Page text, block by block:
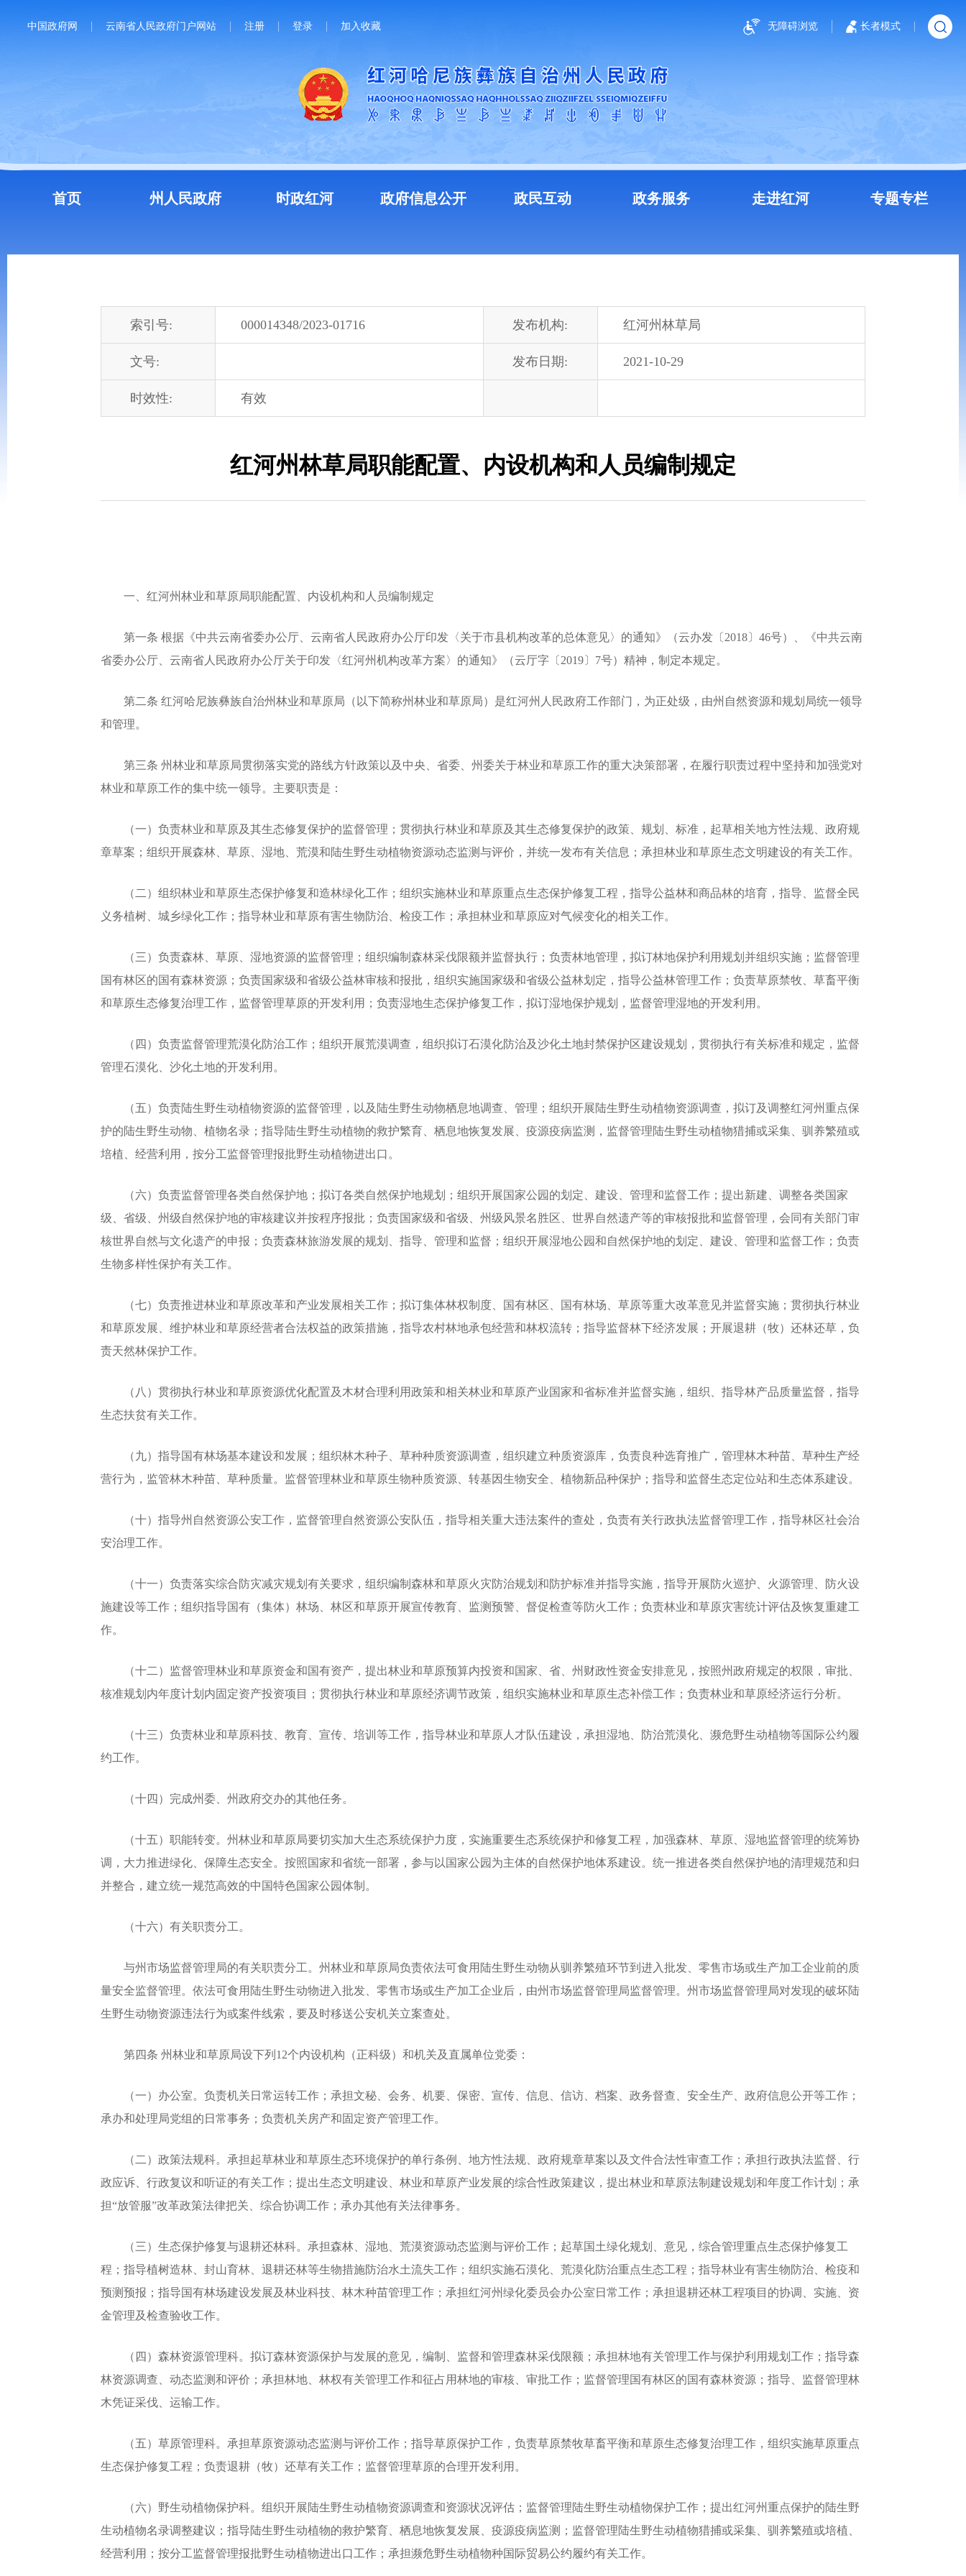
中国政府网 云南省人民政府门户网站 注册 登录 加入收藏 无障碍浏览 长者模式
首页 州人民政府 时政红河 政府信息公开 政民互动 政务服务 走进红河 专题专栏
索引号: 000014348/2023-01716 发布机构: 红河州林草局
文号: 发布日期: 2021-10-29
时效性: 有效
红河州林草局职能配置、内设机构和人员编制规定
一、红河州林业和草原局职能配置、内设机构和人员编制规定
第一条 根据《中共云南省委办公厅、云南省人民政府办公厅印发〈关于市县机构改革的总体意见〉的通知》（云办发〔2018〕46号）、《中共云南
省委办公厅、云南省人民政府办公厅关于印发〈红河州机构改革方案〉的通知》（云厅字〔2019〕7号）精神，制定本规定。
第二条 红河哈尼族彝族自治州林业和草原局（以下简称州林业和草原局）是红河州人民政府工作部门，为正处级，由州自然资源和规划局统一领导
和管理。
第三条 州林业和草原局贯彻落实党的路线方针政策以及中央、省委、州委关于林业和草原工作的重大决策部署，在履行职责过程中坚持和加强党对
林业和草原工作的集中统一领导。主要职责是：
（一）负责林业和草原及其生态修复保护的监督管理；贯彻执行林业和草原及其生态修复保护的政策、规划、标准，起草相关地方性法规、政府规
章草案；组织开展森林、草原、湿地、荒漠和陆生野生动植物资源动态监测与评价，并统一发布有关信息；承担林业和草原生态文明建设的有关工作。
（二）组织林业和草原生态保护修复和造林绿化工作；组织实施林业和草原重点生态保护修复工程，指导公益林和商品林的培育，指导、监督全民
义务植树、城乡绿化工作；指导林业和草原有害生物防治、检疫工作；承担林业和草原应对气候变化的相关工作。
（三）负责森林、草原、湿地资源的监督管理；组织编制森林采伐限额并监督执行；负责林地管理，拟订林地保护利用规划并组织实施；监督管理
国有林区的国有森林资源；负责国家级和省级公益林审核和报批，组织实施国家级和省级公益林划定，指导公益林管理工作；负责草原禁牧、草畜平衡
和草原生态修复治理工作，监督管理草原的开发利用；负责湿地生态保护修复工作，拟订湿地保护规划，监督管理湿地的开发利用。
（四）负责监督管理荒漠化防治工作；组织开展荒漠调查，组织拟订石漠化防治及沙化土地封禁保护区建设规划，贯彻执行有关标准和规定，监督
管理石漠化、沙化土地的开发利用。
（五）负责陆生野生动植物资源的监督管理，以及陆生野生动物栖息地调查、管理；组织开展陆生野生动植物资源调查，拟订及调整红河州重点保
护的陆生野生动物、植物名录；指导陆生野生动植物的救护繁育、栖息地恢复发展、疫源疫病监测，监督管理陆生野生动植物猎捕或采集、驯养繁殖或
培植、经营利用，按分工监督管理报批野生动植物进出口。
（六）负责监督管理各类自然保护地；拟订各类自然保护地规划；组织开展国家公园的划定、建设、管理和监督工作；提出新建、调整各类国家
级、省级、州级自然保护地的审核建议并按程序报批；负责国家级和省级、州级风景名胜区、世界自然遗产等的审核报批和监督管理，会同有关部门审
核世界自然与文化遗产的申报；负责森林旅游发展的规划、指导、管理和监督；组织开展湿地公园和自然保护地的划定、建设、管理和监督工作；负责
生物多样性保护有关工作。
（七）负责推进林业和草原改革和产业发展相关工作；拟订集体林权制度、国有林区、国有林场、草原等重大改革意见并监督实施；贯彻执行林业
和草原发展、维护林业和草原经营者合法权益的政策措施，指导农村林地承包经营和林权流转；指导监督林下经济发展；开展退耕（牧）还林还草，负
责天然林保护工作。
（八）贯彻执行林业和草原资源优化配置及木材合理利用政策和相关林业和草原产业国家和省标准并监督实施，组织、指导林产品质量监督，指导
生态扶贫有关工作。
（九）指导国有林场基本建设和发展；组织林木种子、草种种质资源调查，组织建立种质资源库，负责良种选育推广，管理林木种苗、草种生产经
营行为，监管林木种苗、草种质量。监督管理林业和草原生物种质资源、转基因生物安全、植物新品种保护；指导和监督生态定位站和生态体系建设。
（十）指导州自然资源公安工作，监督管理自然资源公安队伍，指导相关重大违法案件的查处，负责有关行政执法监督管理工作，指导林区社会治
安治理工作。
（十一）负责落实综合防灾减灾规划有关要求，组织编制森林和草原火灾防治规划和防护标准并指导实施，指导开展防火巡护、火源管理、防火设
施建设等工作；组织指导国有（集体）林场、林区和草原开展宣传教育、监测预警、督促检查等防火工作；负责林业和草原灾害统计评估及恢复重建工
作。
（十二）监督管理林业和草原资金和国有资产，提出林业和草原预算内投资和国家、省、州财政性资金安排意见，按照州政府规定的权限，审批、
核准规划内年度计划内固定资产投资项目；贯彻执行林业和草原经济调节政策，组织实施林业和草原生态补偿工作；负责林业和草原经济运行分析。
（十三）负责林业和草原科技、教育、宣传、培训等工作，指导林业和草原人才队伍建设，承担湿地、防治荒漠化、濒危野生动植物等国际公约履
约工作。
（十四）完成州委、州政府交办的其他任务。
（十五）职能转变。州林业和草原局要切实加大生态系统保护力度，实施重要生态系统保护和修复工程，加强森林、草原、湿地监督管理的统筹协
调，大力推进绿化、保障生态安全。按照国家和省统一部署，参与以国家公园为主体的自然保护地体系建设。统一推进各类自然保护地的清理规范和归
并整合，建立统一规范高效的中国特色国家公园体制。
（十六）有关职责分工。
与州市场监督管理局的有关职责分工。州林业和草原局负责依法可食用陆生野生动物从驯养繁殖环节到进入批发、零售市场或生产加工企业前的质
量安全监督管理。依法可食用陆生野生动物进入批发、零售市场或生产加工企业后，由州市场监督管理局监督管理。州市场监督管理局对发现的破坏陆
生野生动物资源违法行为或案件线索，要及时移送公安机关立案查处。
第四条 州林业和草原局设下列12个内设机构（正科级）和机关及直属单位党委：
（一）办公室。负责机关日常运转工作；承担文秘、会务、机要、保密、宣传、信息、信访、档案、政务督查、安全生产、政府信息公开等工作；
承办和处理局党组的日常事务；负责机关房产和固定资产管理工作。
（二）政策法规科。承担起草林业和草原生态环境保护的单行条例、地方性法规、政府规章草案以及文件合法性审查工作；承担行政执法监督、行
政应诉、行政复议和听证的有关工作；提出生态文明建设、林业和草原产业发展的综合性政策建议，提出林业和草原法制建设规划和年度工作计划；承
担“放管服”改革政策法律把关、综合协调工作；承办其他有关法律事务。
（三）生态保护修复与退耕还林科。承担森林、湿地、荒漠资源动态监测与评价工作；起草国土绿化规划、意见，综合管理重点生态保护修复工
程；指导植树造林、封山育林、退耕还林等生物措施防治水土流失工作；组织实施石漠化、荒漠化防治重点生态工程；指导林业有害生物防治、检疫和
预测预报；指导国有林场建设发展及林业科技、林木种苗管理工作；承担红河州绿化委员会办公室日常工作；承担退耕还林工程项目的协调、实施、资
金管理及检查验收工作。
（四）森林资源管理科。拟订森林资源保护与发展的意见，编制、监督和管理森林采伐限额；承担林地有关管理工作与保护利用规划工作；指导森
林资源调查、动态监测和评价；承担林地、林权有关管理工作和征占用林地的审核、审批工作；监督管理国有林区的国有森林资源；指导、监督管理林
木凭证采伐、运输工作。
（五）草原管理科。承担草原资源动态监测与评价工作；指导草原保护工作，负责草原禁牧草畜平衡和草原生态修复治理工作，组织实施草原重点
生态保护修复工程；负责退耕（牧）还草有关工作；监督管理草原的合理开发利用。
（六）野生动植物保护科。组织开展陆生野生动植物资源调查和资源状况评估；监督管理陆生野生动植物保护工作；提出红河州重点保护的陆生野
生动植物名录调整建议；指导陆生野生动植物的救护繁育、栖息地恢复发展、疫源疫病监测；监督管理陆生野生动植物猎捕或采集、驯养繁殖或培植、
经营利用；按分工监督管理报批野生动植物进出口工作；承担濒危野生动植物种国际贸易公约履约有关工作。